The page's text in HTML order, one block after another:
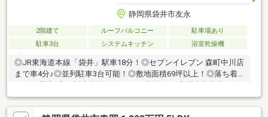
静岡県袋井市友永
2階建て ルーフバルコニー
駐車場あり
駐車3台
システムキッチン 浴室乾燥機
◎JR東海道本線「袋井」駅車18分！◎セブンイレブン 森町中川店
まで車4分♪◎並列駐車3台可能！◎敷地面積69坪以上！◎落ち着
4400m（徒歩55分）■□■□■□■□■□■□■□■□■□■□■□■0120-133-
301【通話料無料】へお気軽にお問い合わせください！平日、土